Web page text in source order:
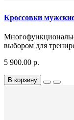
Кроссовки
выбором для
5 900.00 р.
В корзину